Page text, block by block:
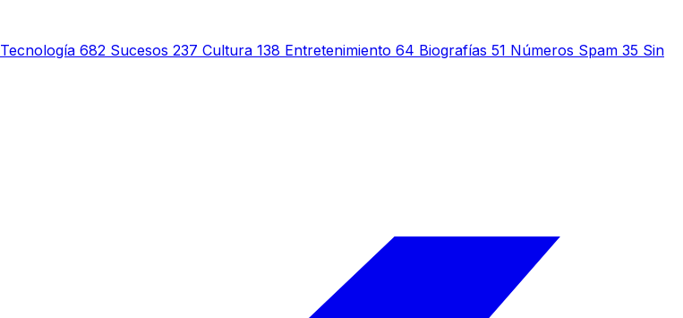
Tecnología 682 Sucesos 237 Cultura 138 Entretenimiento 64 Biografías 51 Números Spam 35 Sin